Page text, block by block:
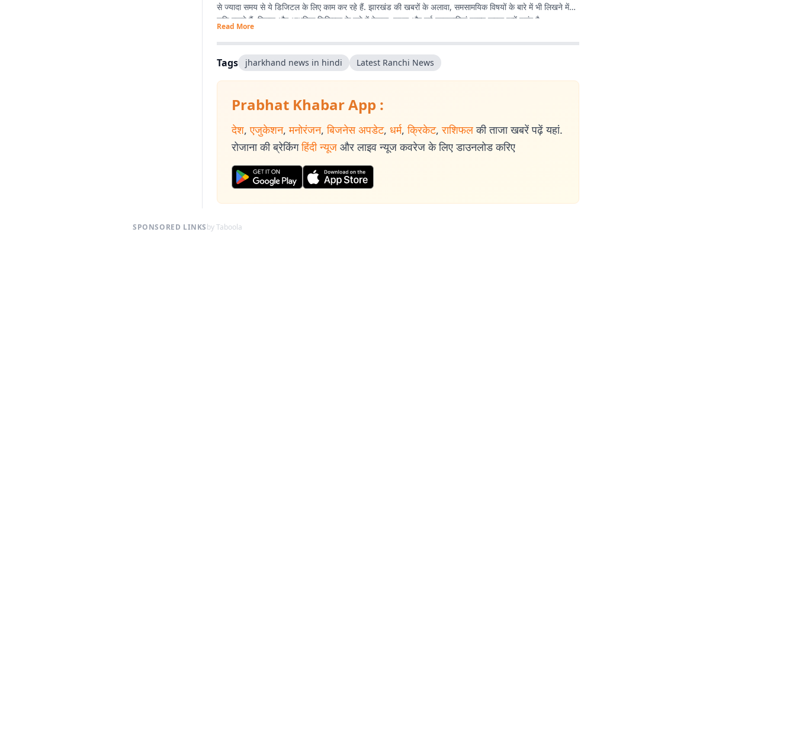
से ज्यादा समय से ये डिजिटल के लिए काम कर रहे हैं. झारखंड की खबरों के अलावा, समसामयिक विषयों के बारे में भी लिखने में
रुचि रखते हैं. विज्ञान और आधुनिक चिकित्सा के बारे में देखना, पढ़ना और नई जानकारियां प्राप्त करना इन्हें पसंद है.
Read More
Tags jharkhand news in hindi Latest Ranchi News
Prabhat Khabar App :
देश, एजुकेशन, मनोरंजन, बिजनेस अपडेट, धर्म, क्रिकेट, राशिफल की ताजा खबरें पढ़ें यहां.
रोजाना की ब्रेकिंग हिंदी न्यूज और लाइव न्यूज कवरेज के लिए डाउनलोड करिए
SPONSORED LINKSby Taboola